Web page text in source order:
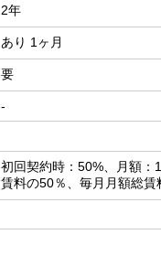
2年
あり 1ヶ月
要
-
初回契約時：50%、月額：
賃料の50％、毎月月額総賃